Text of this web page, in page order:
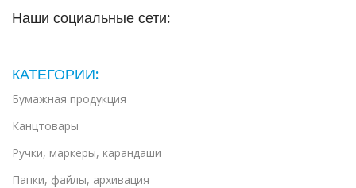
Наши социальные сети:
КАТЕГОРИИ:
Бумажная продукция
Канцтовары
Ручки, маркеры, карандаши
Папки, файлы, архивация